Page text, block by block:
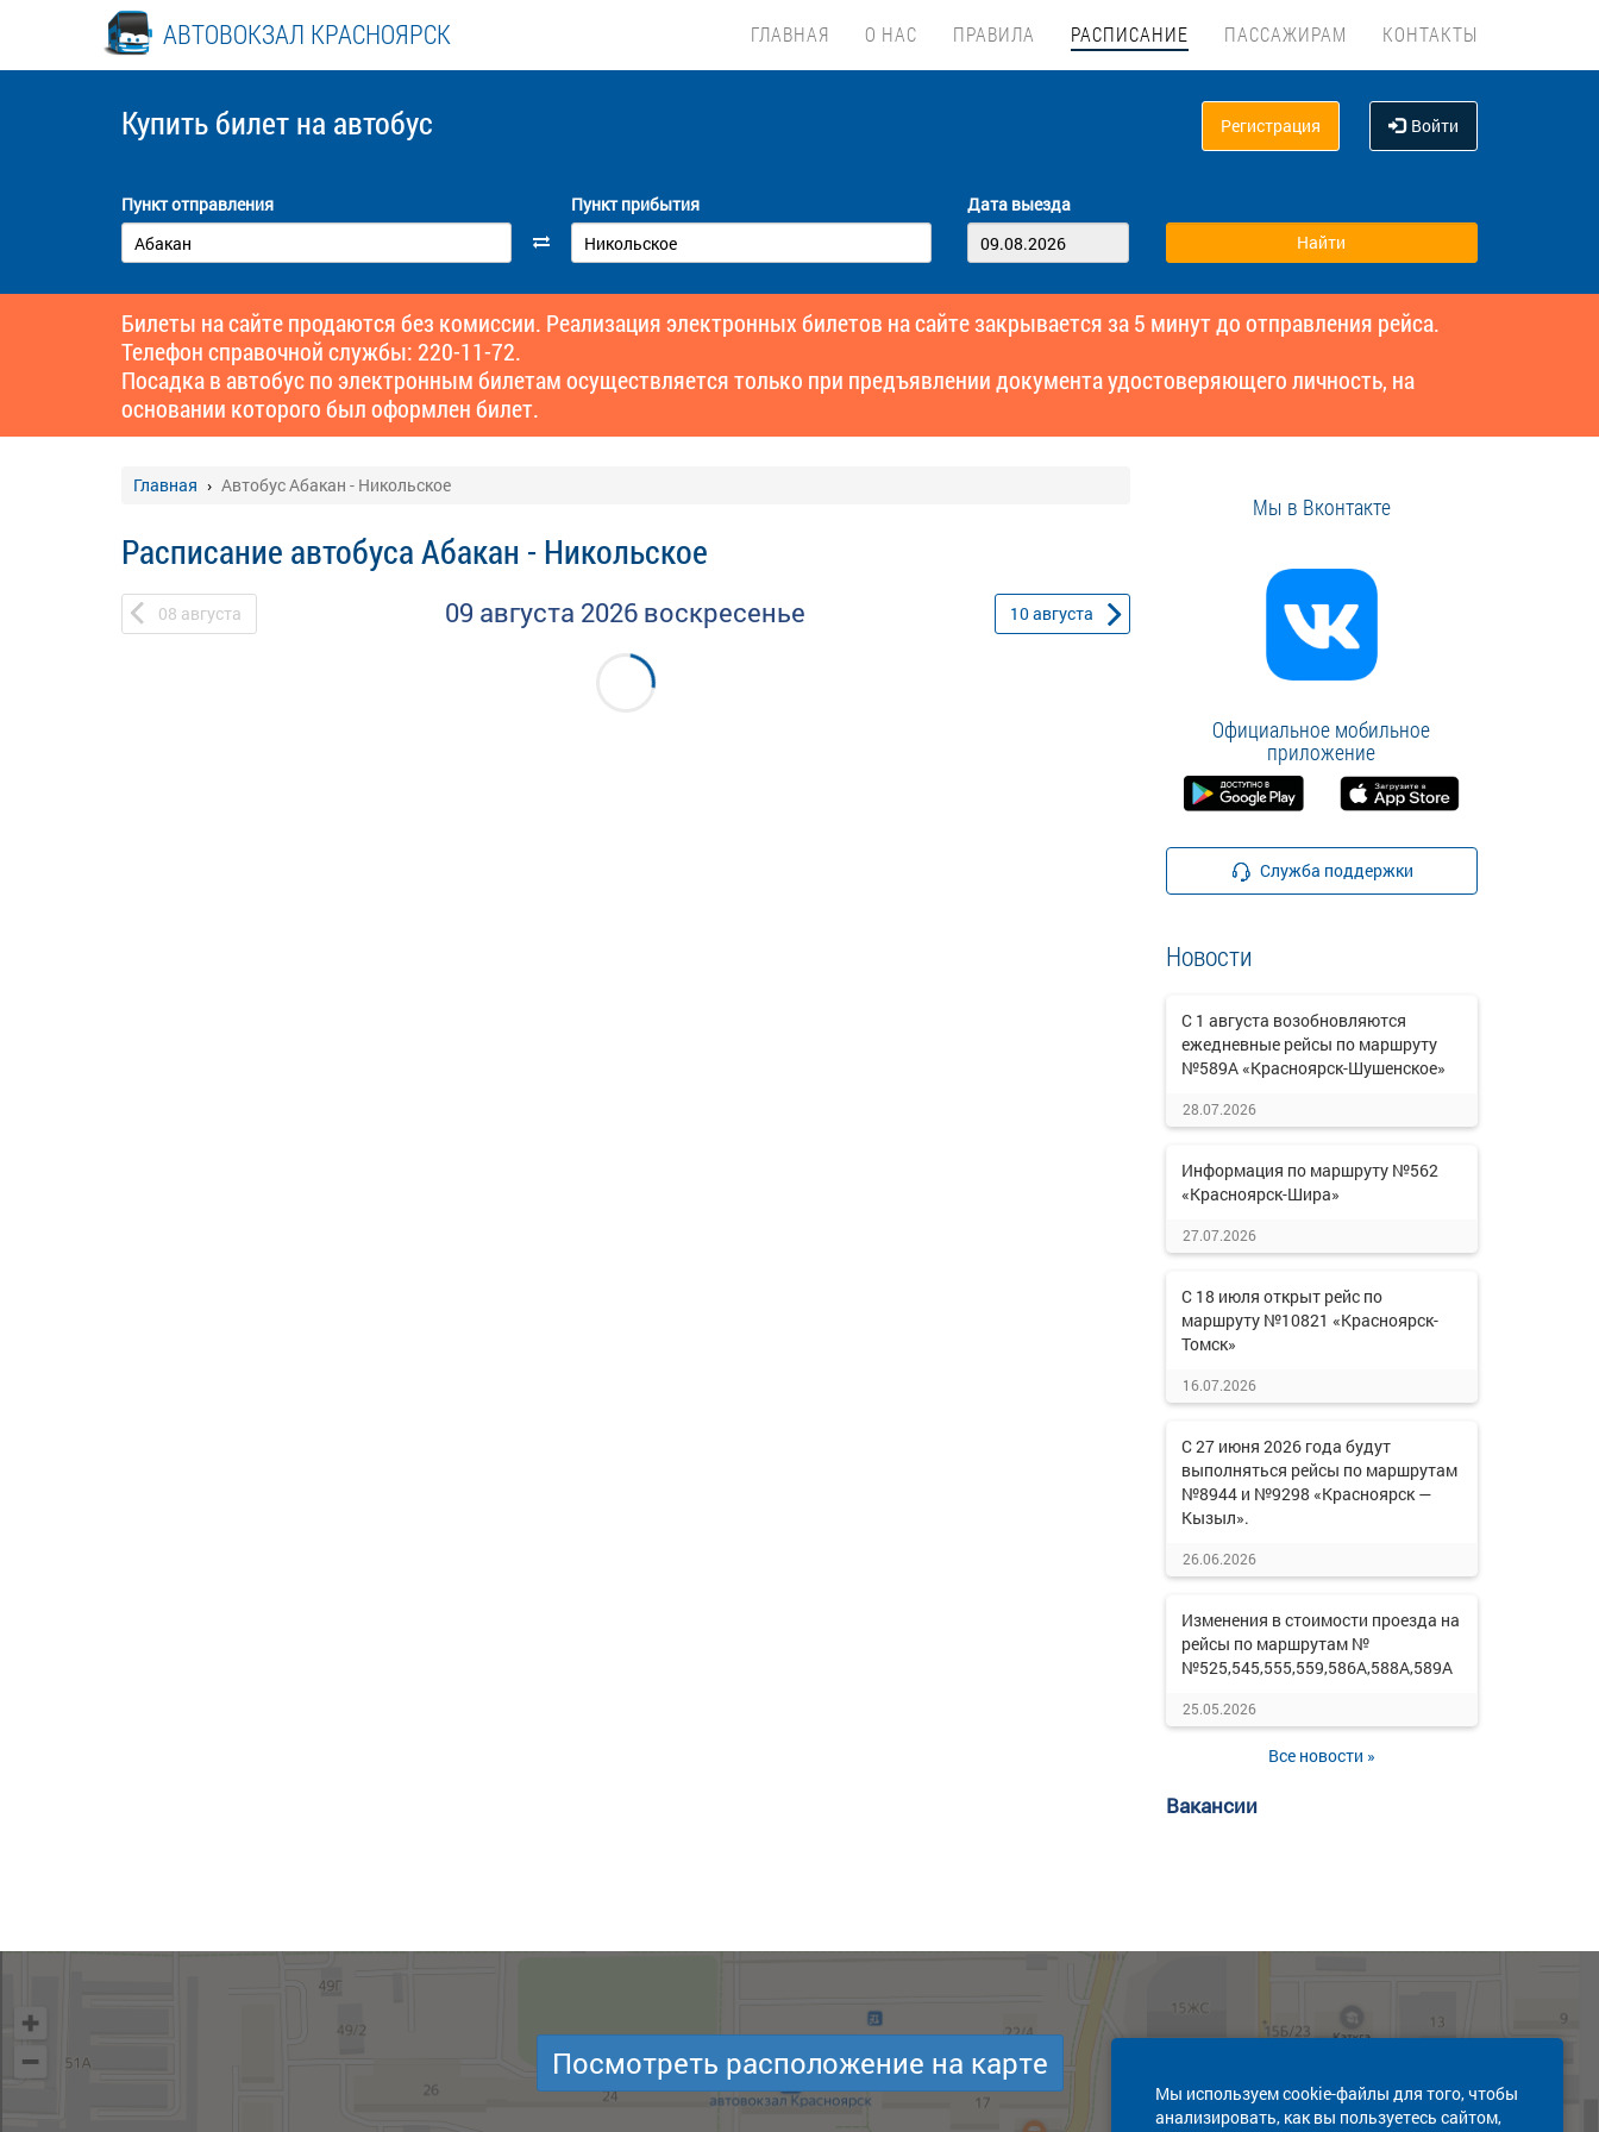
АВТОВОКЗАЛ КРАСНОЯРСК ГЛАВНАЯ О НАС ПРАВИЛА РАСПИСАНИЕ ПАССАЖИРАМ КОНТАКТЫ
Купить билет на автобус Регистрация Войти
Пункт отправления Пункт прибытия Дата выезда
Билеты на сайте продаются без комиссии. Реализация электронных билетов на сайте закрывается за 5 минут до отправления рейса.
Телефон справочной службы: 220-11-72.
Посадка в автобус по электронным билетам осуществляется только при предъявлении документа удостоверяющего личность, на
основании которого был оформлен билет.
Главная Автобус Абакан - Никольское
Расписание автобуса Абакан - Никольское
08 августа 09 августа 2026 воскресенье 10августа
Мы в Вконтакте
Официальное мобильное
приложение
Служба поддержки
Новости
С 1 августа возобновляются
ежедневные рейсы по маршруту
№589А «Красноярск-Шушенское»
28.07.2026
Информация по маршруту №562
«Красноярск-Шира»
27.07.2026
С 18 июля открыт рейс по
маршруту №10821 «Красноярск-
Томск»
16.07.2026
С 27 июня 2026 года будут
выполняться рейсы по маршрутам
№8944 и №9298 «Красноярск —
Кызыл».
26.06.2026
Изменения в стоимости проезда на
рейсы по маршрутам №
№525,545,555,559,586А,588А,589А
25.05.2026
Все новости »
Вакансии
Мы используем cookie-файлы для того, чтобы
анализировать, как вы пользуетесь сайтом,
Посмотреть расположение на карте